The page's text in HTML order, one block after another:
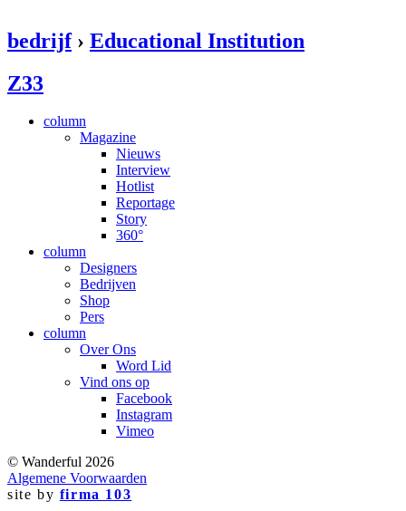
bedrijf› Educational Institution
Z33
column
Magazine
Nieuws
Interview
Hotlist
Reportage
Story
360°
column
Designers
Bedrijven
Shop
Pers
column
Over Ons
Word Lid
Vind ons op
Facebook
Instagram
Vimeo
© Wanderful 2026
Algemene Voorwaarden
site by firma 103